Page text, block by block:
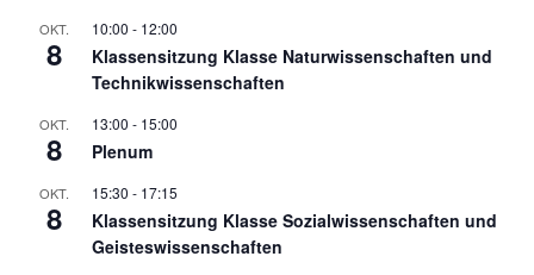
OKT.
8
10:00 - 12:00
Klassensitzung Klasse Naturwissenschaften und
Technikwissenschaften
OKT.
8
13:00 - 15:00
Plenum
OKT.
8
15:30 - 17:15
Klassensitzung Klasse Sozialwissenschaften und
Geisteswissenschaften